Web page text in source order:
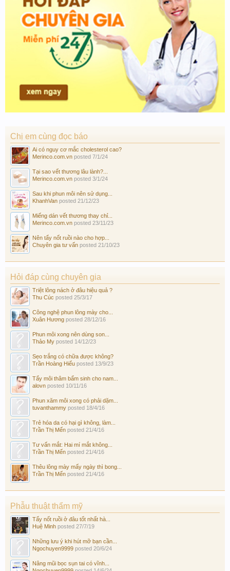
Chị em cùng đọc báo
Ai có nguy cơ mắc cholesterol cao?
Merinco.com.vn posted 7/1/24
Tại sao vết thương lâu lành?...
Merinco.com.vn posted 3/1/24
Sau khi phun môi nên sử dụng...
KhanhVan posted 21/12/23
Miếng dán vết thương thay chỉ...
Merinco.com.vn posted 23/11/23
Nên tẩy nốt ruồi nào cho hợp...
Chuyên gia tư vấn posted 21/10/23
Hỏi đáp cùng chuyên gia
Triệt lông nách ở đâu hiệu quả ?
Thu Cúc posted 25/3/17
Công nghệ phun lông mày cho...
Xuân Hương posted 28/12/16
Phun môi xong nên dùng son...
Thảo My posted 14/12/23
Sẹo trắng có chữa được không?
Trần Hoàng Hiếu posted 13/9/23
Tẩy môi thâm bẩm sinh cho nam...
alovn posted 10/11/16
Phun xăm môi xong có phải dặm...
tuvanthammy posted 18/4/16
Trẻ hóa da có hại gì không, làm...
Trần Thị Mến posted 21/4/16
Tư vấn mắt: Hai mí mắt không...
Trần Thị Mến posted 21/4/16
Thêu lông mày mấy ngày thì bong...
Trần Thị Mến posted 21/4/16
Phẫu thuật thẩm mỹ
Tẩy nốt ruồi ở đâu tốt nhất hà...
Huệ Minh posted 27/7/19
Những lưu ý khi hút mỡ bạn cần...
Ngochuyen9999 posted 20/6/24
Nâng mũi bọc sụn tai có vĩnh...